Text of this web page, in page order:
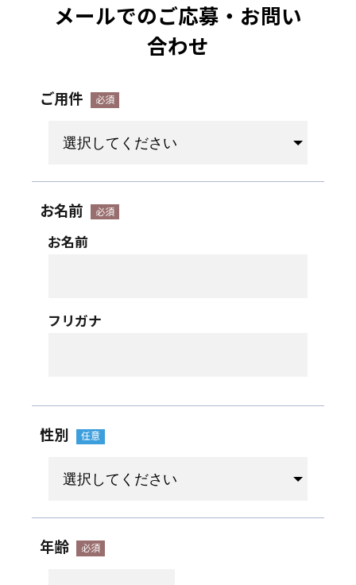
メールでのご応募・お問い
合わせ
ご用件
お名前
お名前
フリガナ
性別
年齢